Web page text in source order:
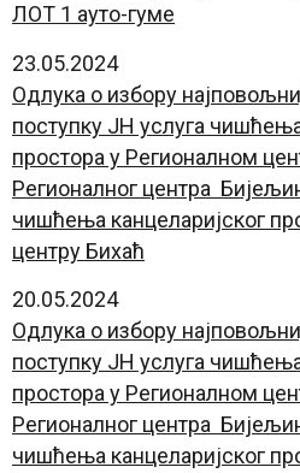
ЛОТ 1 ауто-гуме
23.05.2024
Одлука о избору
поступку ЈН услуга
простора у Регионалном
Регионалног центра
чишћења канцеларијског
центру Бихаћ
20.05.2024
Одлука о избору
поступку ЈН услуга
простора у Регионалном
Регионалног центра
чишћења канцеларијског